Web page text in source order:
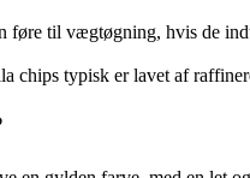
føre til vægtøgning, hvis de
chips typisk er lavet af